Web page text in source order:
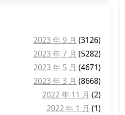
2023 年 9 月 (3126)
2023 年 7 月 (5282)
2023 年 5 月 (4671)
2023 年 3 月 (8668)
2022 年 11 月 (2)
2022 年 1 月 (1)